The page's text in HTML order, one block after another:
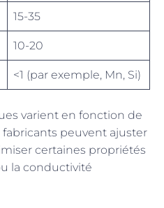
15-35
10-20
<1 (par exemple, Mn, Si)
varient en fonction de
peuvent ajuster
certaines propriétés
la conductivité